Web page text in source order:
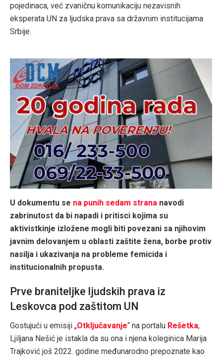
pojedinaca, već zvaničnu komunikaciju nezavisnih
eksperata UN za ljudska prava sa državnim institucijama
Srbije.
U dokumentu se na punih sedam strana navodi
zabrinutost da bi napadi i pritisci kojima su
aktivistkinje izložene mogli biti povezani sa njihovim
javnim delovanjem u oblasti zaštite žena, borbe protiv
nasilja i ukazivanja na probleme femicida i
institucionalnih propusta.
Prve braniteljke ljudskih prava iz
Leskovca pod zaštitom UN
Gostujući u emisiji „Otključavanje“ na portalu Rešetka,
Ljiljana Nešić je istakla da su ona i njena koleginica Marija
Trajković još 2022. godine međunarodno prepoznate kao